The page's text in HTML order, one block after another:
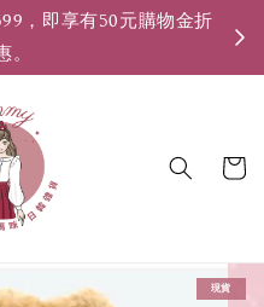
，即享有50元購物金折
現貨